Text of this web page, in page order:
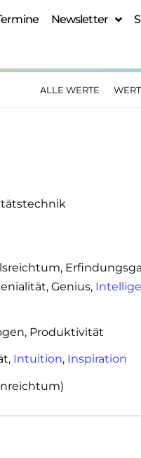
Newsletter
ALLE WERTE
Genius,
Produktivität
Intuition, Inspiration